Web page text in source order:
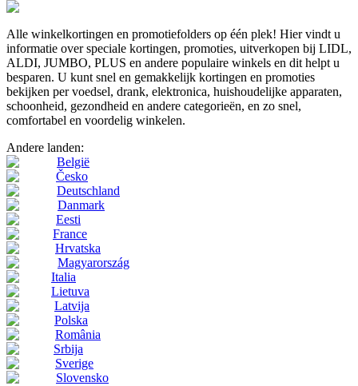
Alle winkelkortingen en promotiefolders op één plek! Hier vindt u
informatie over speciale kortingen, promoties, uitverkopen bij LIDL,
ALDI, JUMBO, PLUS en andere populaire winkels en dit helpt u
besparen. U kunt snel en gemakkelijk kortingen en promoties
bekijken per voedsel, drank, elektronica, huishoudelijke apparaten,
schoonheid, gezondheid en andere categorieën, en zo snel,
comfortabel en voordelig winkelen.
Andere landen:
België
Česko
Deutschland
Danmark
Eesti
France
Hrvatska
Magyarország
Italia
Lietuva
Latvija
Polska
România
Srbija
Sverige
Slovensko